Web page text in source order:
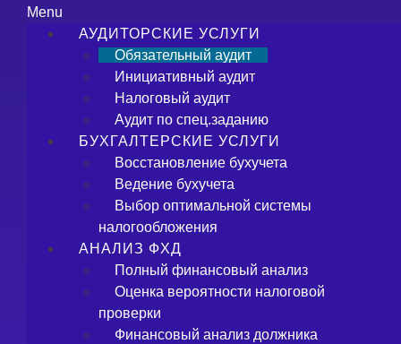
Menu
АУДИТОРСКИЕ УСЛУГИ
Обязательный аудит
Инициативный аудит
Налоговый аудит
Аудит по спец.заданию
БУХГАЛТЕРСКИЕ УСЛУГИ
Восстановление бухучета
Ведение бухучета
Выбор оптимальной системы
налогообложения
АНАЛИЗ ФХД
Полный финансовый анализ
Оценка вероятности налоговой
проверки
Финансовый анализ должника